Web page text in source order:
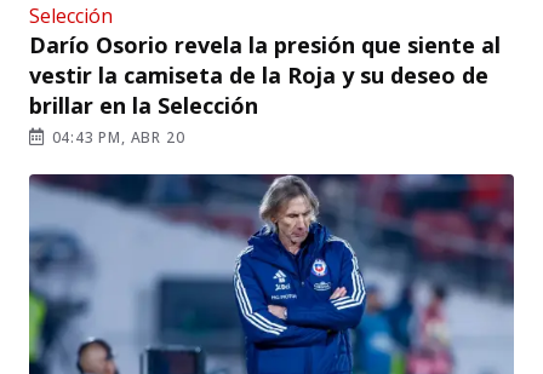
Selección
Darío Osorio revela la presión que siente al
vestir la camiseta de la Roja y su deseo de
brillar en la Selección
04:43 PM, ABR 20